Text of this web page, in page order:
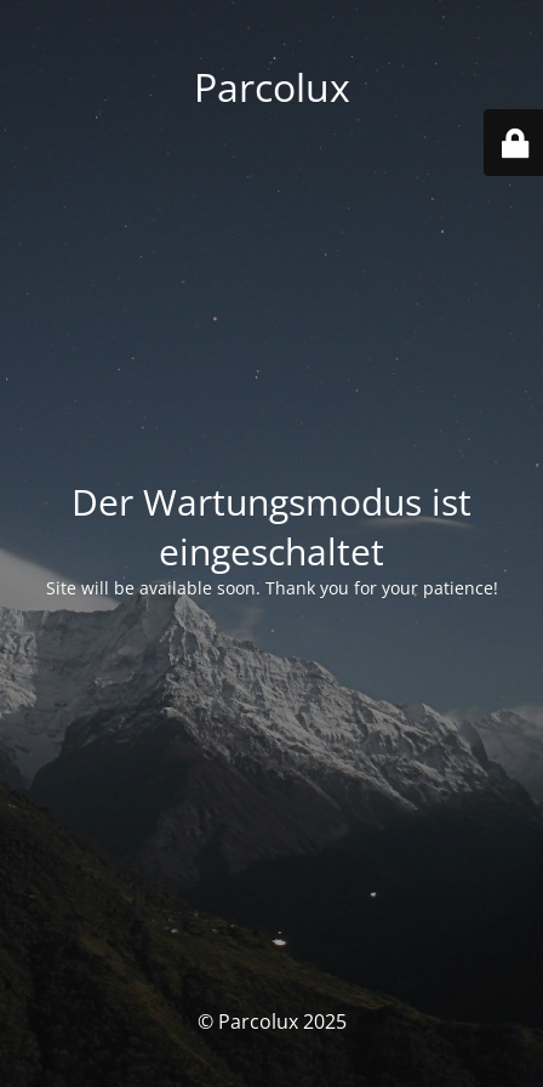
Parcolux
Der Wartungsmodus ist
eingeschaltet
Site will be available soon. Thank you for your patience!
© Parcolux 2025